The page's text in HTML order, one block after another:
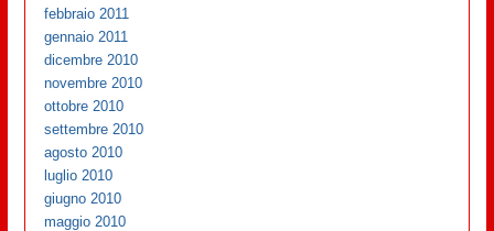
febbraio 2011
gennaio 2011
dicembre 2010
novembre 2010
ottobre 2010
settembre 2010
agosto 2010
luglio 2010
giugno 2010
maggio 2010